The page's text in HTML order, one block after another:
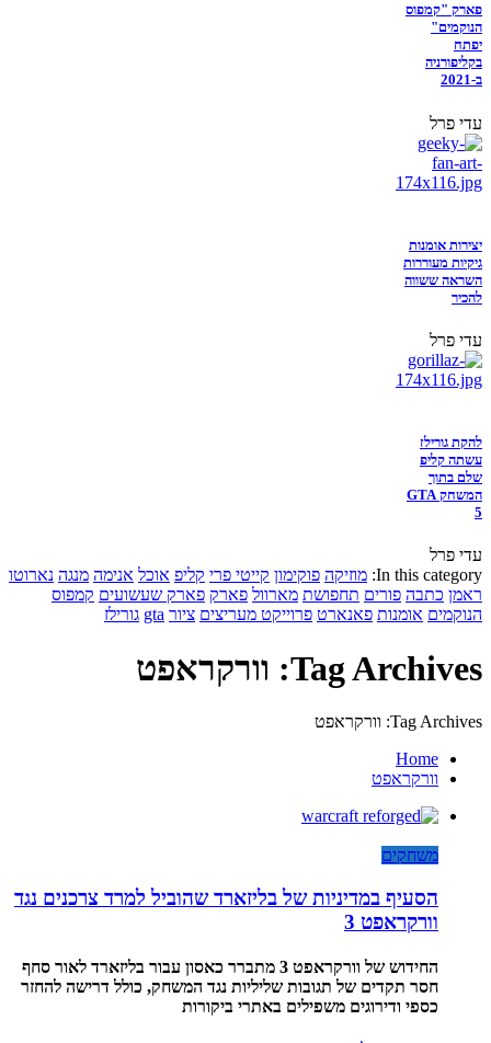
פארק "קמפוס
הנוקמים"
יפתח
בקליפורניה
ב-2021
עדי פרל
יצירות אומנות
גיקיות מעוררות
השראה ששווה
להכיר
עדי פרל
להקת גורילז
עשתה קליפ
שלם בתוך
המשחק GTA
5
עדי פרל
In this category: מוזיקה פוקימון קייטי פרי קליפ אוכל אנימה מנגה נארוטו
ראמן כתבה פורים תחפושת מארוול פארק פארק שעשועים קמפוס
הנוקמים אומנות פאנארט פרוייקט מעריצים ציור gta גורילז
Tag Archives: וורקראפט
Tag Archives: וורקראפט
Home
וורקראפט
משחקים
הסעיף במדיניות של בליזארד שהוביל למרד צרכנים נגד
וורקראפט 3
החידוש של וורקראפט 3 מתברר כאסון עבור בליזארד לאור סחף
חסר תקדים של תגובות שליליות נגד המשחק, כולל דרישה להחזר
כספי ודירוגים משפילים באתרי ביקורות